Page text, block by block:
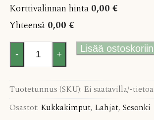
Korttivalinnan hinta 0,00 €
Yhteensä 0,00 €
Vauvaonnea-
kimppu
määrä
- +
Lisää ostoskoriin
Tuotetunnus (SKU): Ei saatavilla/-tietoa
Osastot: Kukkakimput, Lahjat, Sesonki